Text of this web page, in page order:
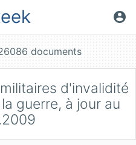
account_circle
d'invalidité
guerre, à jour au